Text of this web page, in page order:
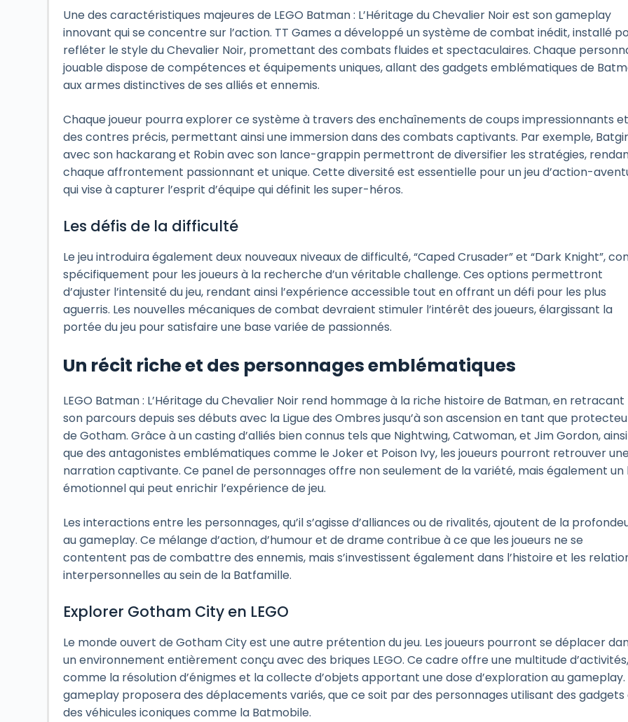
Une des caractéristiques majeures de LEGO Batman : L’Héritage du Chevalier Noir est son gameplay
innovant qui se concentre sur l’action. TT Games a développé un système de combat inédit, installé
refléter le style du Chevalier Noir, promettant des combats fluides et spectaculaires. Chaque
jouable dispose de compétences et équipements uniques, allant des gadgets emblématiques de
aux armes distinctives de ses alliés et ennemis.
Chaque joueur pourra explorer ce système à travers des enchaînements de coups impressionnants et
des contres précis, permettant ainsi une immersion dans des combats captivants. Par exemple,
avec son hackarang et Robin avec son lance-grappin permettront de diversifier les stratégies,
chaque affrontement passionnant et unique. Cette diversité est essentielle pour un jeu d’action-
qui vise à capturer l’esprit d’équipe qui définit les super-héros.
Les défis de la difficulté
Le jeu introduira également deux nouveaux niveaux de difficulté, “Caped Crusader” et “Dark Knight”,
spécifiquement pour les joueurs à la recherche d’un véritable challenge. Ces options permettront
d’ajuster l’intensité du jeu, rendant ainsi l’expérience accessible tout en offrant un défi pour les plus
aguerris. Les nouvelles mécaniques de combat devraient stimuler l’intérêt des joueurs, élargissant la
portée du jeu pour satisfaire une base variée de passionnés.
Un récit riche et des personnages emblématiques
LEGO Batman : L’Héritage du Chevalier Noir rend hommage à la riche histoire de Batman, en retracant
son parcours depuis ses débuts avec la Ligue des Ombres jusqu’à son ascension en tant que
de Gotham. Grâce à un casting d’alliés bien connus tels que Nightwing, Catwoman, et Jim Gordon, ainsi
que des antagonistes emblématiques comme le Joker et Poison Ivy, les joueurs pourront retrouver
narration captivante. Ce panel de personnages offre non seulement de la variété, mais également un
émotionnel qui peut enrichir l’expérience de jeu.
Les interactions entre les personnages, qu’il s’agisse d’alliances ou de rivalités, ajoutent de la
au gameplay. Ce mélange d’action, d’humour et de drame contribue à ce que les joueurs ne se
contentent pas de combattre des ennemis, mais s’investissent également dans l’histoire et les
interpersonnelles au sein de la Batfamille.
Explorer Gotham City en LEGO
Le monde ouvert de Gotham City est une autre prétention du jeu. Les joueurs pourront se déplacer
un environnement entièrement conçu avec des briques LEGO. Ce cadre offre une multitude d’activités,
comme la résolution d’énigmes et la collecte d’objets apportant une dose d’exploration au gameplay.
gameplay proposera des déplacements variés, que ce soit par des personnages utilisant des gadgets
des véhicules iconiques comme la Batmobile.